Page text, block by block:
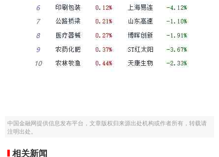
中国金融网提供信息发布平台，文章版权归来源出处机构或作者所有，转载请
注明出处。
相关新闻